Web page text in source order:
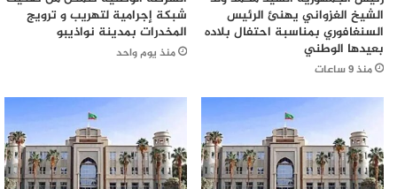
الشيخ الغزواني يهنئ الرئيس
السنغافوري بمناسبة احتفال بلاده
بعيدها الوطني
منذ 9 ساعات
شبكة إجرامية لتهريب و ترويج
المخدرات بمدينة نواذيبو
منذ يوم واحد